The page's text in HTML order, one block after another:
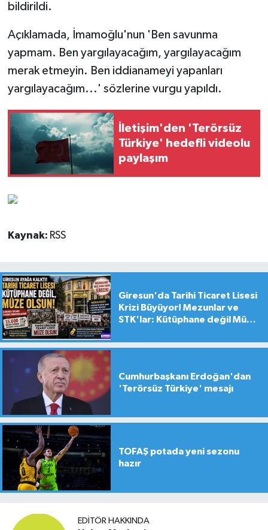
bildirildi.
Açıklamada, İmamoğlu'nun 'Ben savunma
yapmam. Ben yargılayacağım, yargılayacağım
merak etmeyin. Ben iddianameyi yapanları
yargılayacağım...' sözlerine vurgu yapıldı.
İletişim'den 'Terörsüz
Türkiye' hedefli videolu
paylaşım
Kaynak: RSS
Giresun'da Tarihi Ticaret Lisesi
Krizi Büyüyor! Mezunlar ve
STK'lar: Kütüphane değil Müze
Cumhurbaşkanı Erdoğan'dan
'Terörsüz Türkiye' mesajı
TOFAŞ potada yeni sezonu
hazır
EDITÖR HAKKINDA